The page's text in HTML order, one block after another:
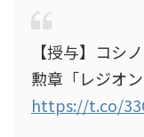
【授与】コシ
勲章「レジオ
https://t.co/